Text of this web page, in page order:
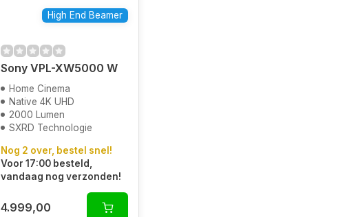
High End Beamer
Sony VPL-XW5000 W
Home Cinema
Native 4K UHD
2000 Lumen
SXRD Technologie
Nog 2 over, bestel snel!
Voor 17:00 besteld,
vandaag nog verzonden!
4.999,00